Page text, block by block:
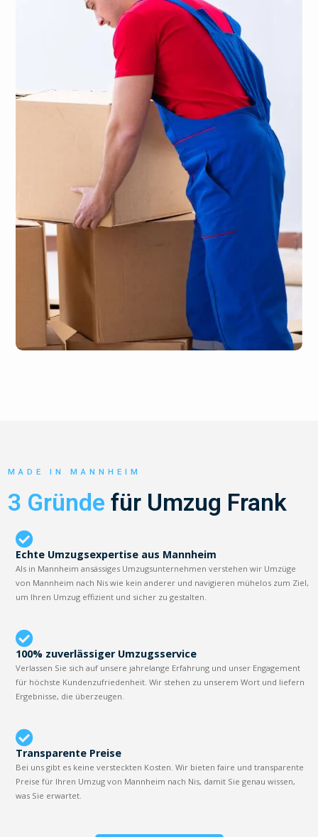
MADE IN MANNHEIM
3 Gründe für Umzug Frank
Echte Umzugsexpertise aus Mannheim
Als in Mannheim ansässiges Umzugsunternehmen verstehen wir Umzüge
von Mannheim nach Nis wie kein anderer und navigieren mühelos zum Ziel,
um Ihren Umzug effizient und sicher zu gestalten.
100% zuverlässiger Umzugsservice
Verlassen Sie sich auf unsere jahrelange Erfahrung und unser Engagement
für höchste Kundenzufriedenheit. Wir stehen zu unserem Wort und liefern
Ergebnisse, die überzeugen.
Transparente Preise
Bei uns gibt es keine versteckten Kosten. Wir bieten faire und transparente
Preise für Ihren Umzug von Mannheim nach Nis, damit Sie genau wissen,
was Sie erwartet.